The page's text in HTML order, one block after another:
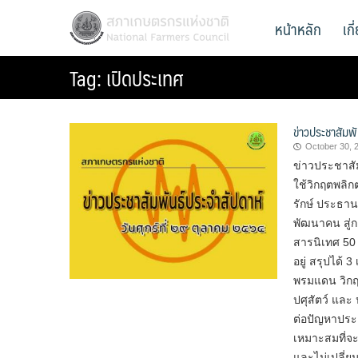
สภาเกษตรกรแห่งชาติ
National Farmers Council หน้าหลัก เ
Tag:เปิดประเทศ
ข่าวประชาสั
October 30,
ข่าวประชาสั
ใช้วิกฤตพลิ
รักษ์ ประธา
พัฒนาคน สู่ก
สารนิเทศ
อยู่ สรุปได้ 3
พรมแดน วิก
ปศุสัตว์ และ
ต่อปัญหาประ
เหมาะสมที่จ